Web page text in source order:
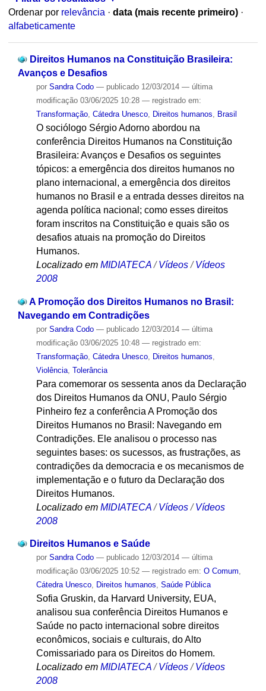
Ordenar por relevância · data (mais recente primeiro) ·
alfabeticamente
Direitos Humanos na Constituição Brasileira:
Avanços e Desafios
por Sandra Codo — publicado12/03/2014 — última
modificação03/06/2025 10:28 — registrado em:
Transformação, Cátedra Unesco, Direitos humanos Brasil
O sociólogo Sérgio Adorno abordou na
conferência Direitos Humanos na Constituição
Brasileira: Avanços e Desafios os seguintes
tópicos: a emergência dos direitos humanos no
plano internacional, a emergência dos direitos
humanos no Brasil e a entrada desses direitos na
agenda política nacional; como esses direitos
foram inscritos na Constituição e quais são os
desafios atuais na promoção do Direitos
Humanos.
Localizado em MIDIATECA /Vídeos /Vídeos
2008
A Promoção dos Direitos Humanos no Brasil:
Navegando em Contradições
por Sandra Codo — publicado12/03/2014 — última
modificação03/06/2025 10:48 — registrado em:
Transformação, Cátedra Unesco, Direitos humanos
Violência, Tolerância
Para comemorar os sessenta anos da Declaração
dos Direitos Humanos da ONU, Paulo Sérgio
Pinheiro fez a conferência A Promoção dos
Direitos Humanos no Brasil: Navegando em
Contradições. Ele analisou o processo nas
seguintes bases: os sucessos, as frustrações, as
contradições da democracia e os mecanismos de
implementação e o futuro da Declaração dos
Direitos Humanos.
Localizado em MIDIATECA /Vídeos /Vídeos
2008
Direitos Humanos e Saúde
por Sandra Codo — publicado12/03/2014 — última
modificação03/06/2025 10:52 — registrado em: O Comum,
Cátedra Unesco, Direitos humanos, Saúde Pública
Sofia Gruskin, da Harvard University, EUA,
analisou sua conferência Direitos Humanos e
Saúde no pacto internacional sobre direitos
econômicos, sociais e culturais, do Alto
Comissariado para os Direitos do Homem.
Localizado em MIDIATECA /Vídeos /Vídeos
2008